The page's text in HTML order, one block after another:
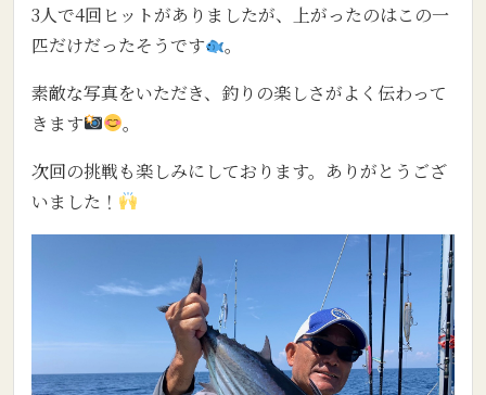
3人で4回ヒットがありましたが、上がったのはこの一
匹だけだったそうです
。
素敵な写真をいただき、釣りの楽しさがよく伝わって
きます
。
次回の挑戦も楽しみにしております。ありがとうござ
いました！